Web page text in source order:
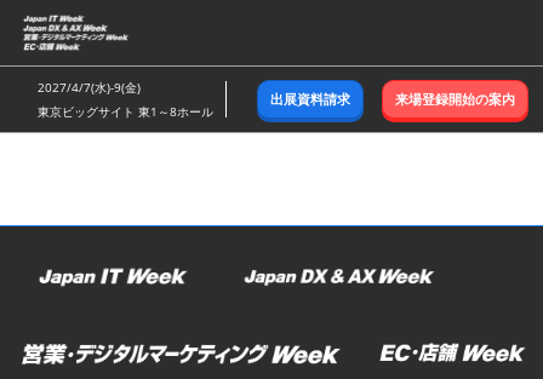
ス
キ
ッ
し
む
2027/4/7(水)-9(金)
東京ビッグサイト 東1～8ホール
出展資料請求 来場登録開始の案内